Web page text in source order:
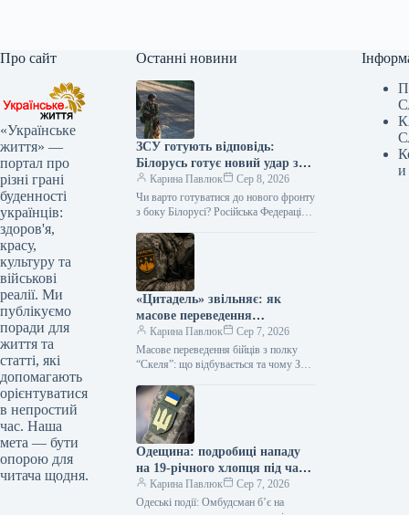
Про сайт
«Українське
життя» —
портал про
різні грані
буденності
українців:
здоров'я,
красу,
культуру та
військові
реалії. Ми
публікуємо
поради для
життя та
статті, які
допомагають
орієнтуватися
в непростий
час. Наша
мета — бути
опорою для
читача щодня.
Останні новини
ЗСУ готують відповідь:
Білорусь готує новий удар з
Чернігівщини?
Карина Павлюк
Сер 8, 2026
Чи варто готуватися до нового фронту
з боку Білорусі? Російська Федерація
напрямку наступу, використовуючи
територію…
«Цитадель» звільняє: як
масове переведення
військових змінює фронт
Карина Павлюк
Сер 7, 2026
Масове переведення бійців з полку
“Скеля”: що відбувається та чому З
“Скеля” розпочато переведення
військовослужбовців до…
Одещина: подробиці нападу
на 19-річного хлопця під час
мобілізації, омбудсмен
Лубінець реагує
Карина Павлюк
Сер 7, 2026
Одеські події: Омбудсман б’є на
и